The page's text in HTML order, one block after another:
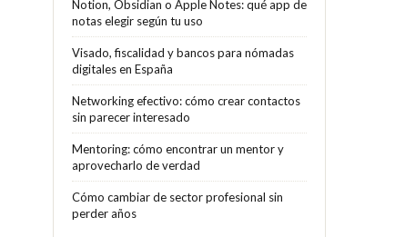
Notion, Obsidian o Apple Notes: qué app de
notas elegir según tu uso
Visado, fiscalidad y bancos para nómadas
digitales en España
Networking efectivo: cómo crear contactos
sin parecer interesado
Mentoring: cómo encontrar un mentor y
aprovecharlo de verdad
Cómo cambiar de sector profesional sin
perder años